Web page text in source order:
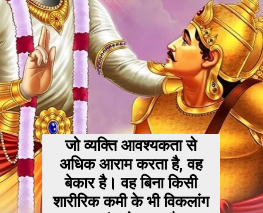
जो व्यक्ति आवश्यकता से
अधिक आराम करता है, वह
बेकार है। वह बिना किसी
शारीरिक कमी के भी विकलांग